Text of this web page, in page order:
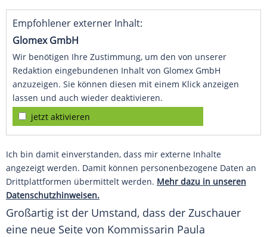
Empfohlener externer Inhalt:
Glomex GmbH
Wir benötigen Ihre Zustimmung, um den von unserer
Redaktion eingebundenen Inhalt von Glomex GmbH
anzuzeigen. Sie können diesen mit einem Klick anzeigen
lassen und auch wieder deaktivieren.
jetzt aktivieren
Ich bin damit einverstanden, dass mir externe Inhalte
angezeigt werden. Damit können personenbezogene Daten an
Drittplattformen übermittelt werden. Mehr dazu in unseren
Datenschutzhinweisen.
Großartig ist der Umstand, dass der Zuschauer
eine neue Seite von Kommissarin Paula